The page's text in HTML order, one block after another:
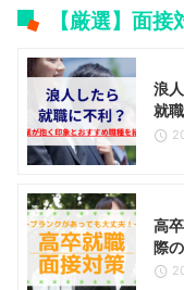
【厳選】面
浪
就
高
際